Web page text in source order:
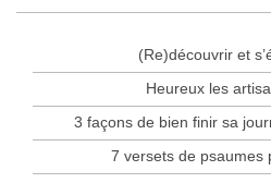
(Re)découvrir et
Heureux les
3 façons de bien finir sa
7 versets de psaumes